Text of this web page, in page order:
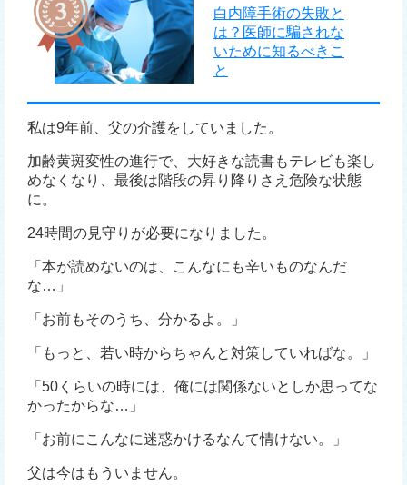
白内障手術の失敗と
は？医師に騙されな
いために知るべきこ
と
私は9年前、父の介護をしていました。
加齢黄斑変性の進行で、大好きな読書もテレビも楽し
めなくなり、最後は階段の昇り降りさえ危険な状態
に。
24時間の見守りが必要になりました。
「本が読めないのは、こんなにも辛いものなんだ
な…」
「お前もそのうち、分かるよ。」
「もっと、若い時からちゃんと対策していればな。」
「50くらいの時には、俺には関係ないとしか思ってな
かったからな…」
「お前にこんなに迷惑かけるなんて情けない。」
父は今はもういません。